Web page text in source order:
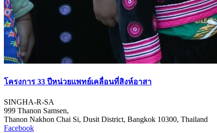
โครงการ 33 ปีหน่วยแพทย์เคลื่อนที่สิงห์อาสา
SINGHA-R-SA
999 Thanon Samsen,
Thanon Nakhon Chai Si, Dusit District, Bangkok 10300, Thailand
Facebook